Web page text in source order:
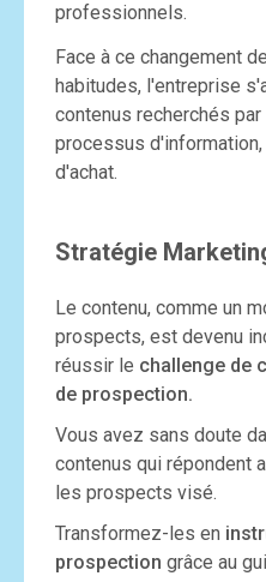
professionnels.
Face à ce changement
habitudes, l'entreprise
contenus recherchés
processus
d'achat.
Stratégie
Le contenu, comme un
prospects, est devenu
réussir le challenge de
de prospection.
Vous avez sans doute
contenus qui répondent
les prospects visé.
Transformez-les en
prospection grâce au